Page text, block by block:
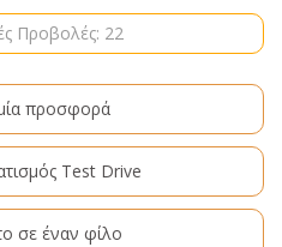
Προβολές: 22
προσφορά
Test Drive
σε έναν φίλο